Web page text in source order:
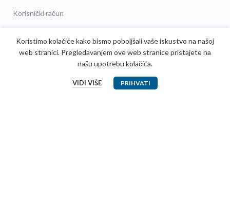
Korisnički račun
Prijavi se
Koristimo kolačiće kako bismo poboljšali vaše iskustvo na našoj
web stranici. Pregledavanjem ove web stranice pristajete na
našu upotrebu kolačića.
VIDI VIŠE PRIHVATI